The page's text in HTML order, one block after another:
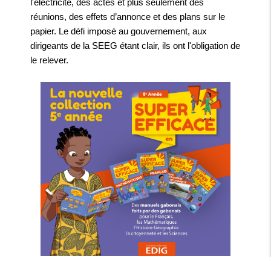
l'électricité, des actes et plus seulement des
réunions, des effets d’annonce et des plans sur le
papier. Le défi imposé au gouvernement, aux
dirigeants de la SEEG étant clair, ils ont l'obligation de
le relever.